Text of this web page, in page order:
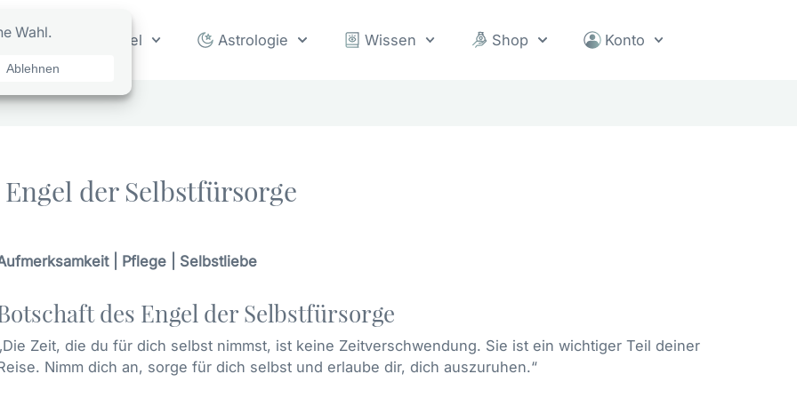
Orakel Astrologie Wissen Shop Konto
Engel der Selbstfürsorge
| Pflege | Selbstliebe
des Engel der Selbstfürsorge
Zeit, die du für dich selbst nimmst, ist keine Zeitverschwendung. Sie ist ein wichtiger Teil deiner
Nimm dich an, sorge für dich selbst und erlaube dir, dich auszuruhen.“